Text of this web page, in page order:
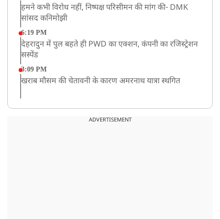
हमने कभी विरोध नहीं, निष्पक्ष परिसीमन की मांग की- DMK
सांसद कनिमोझी
6:19 PM
देहरादुन में पुल बहते ही PWD का एक्शन, कंपनी का रजिस्ट्रेशन
सस्पेंड
3:09 PM
खराब मौसम की चेतावनी के कारण अमरनाथ यात्रा स्थगित
JPSC-JSSC को लेकर बेनतीजा रही सरकार और छात्रों के बीच
ADVERTISEMENT